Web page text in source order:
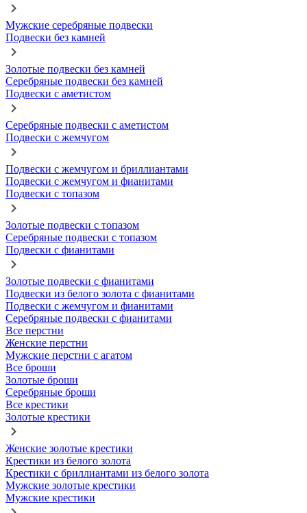
Мужские серебряные подвески
Подвески без камней
Золотые подвески без камней
Серебряные подвески без камней
Подвески с аметистом
Серебряные подвески с аметистом
Подвески с жемчугом
Подвески с жемчугом и бриллиантами
Подвески с жемчугом и фианитами
Подвески с топазом
Золотые подвески с топазом
Серебряные подвески с топазом
Подвески с фианитами
Золотые подвески с фианитами
Подвески из белого золота с фианитами
Подвески с жемчугом и фианитами
Серебряные подвески с фианитами
Все перстни
Женские перстни
Мужские перстни с агатом
Все броши
Золотые броши
Серебряные броши
Все крестики
Золотые крестики
Женские золотые крестики
Крестики из белого золота
Крестики с бриллиантами из белого золота
Мужские золотые крестики
Мужские крестики